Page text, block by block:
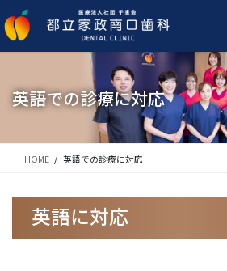
ン
テ
ビ
ゲ
移
英語での診療に対応
HOME 英語での診療に対応
英語に対応